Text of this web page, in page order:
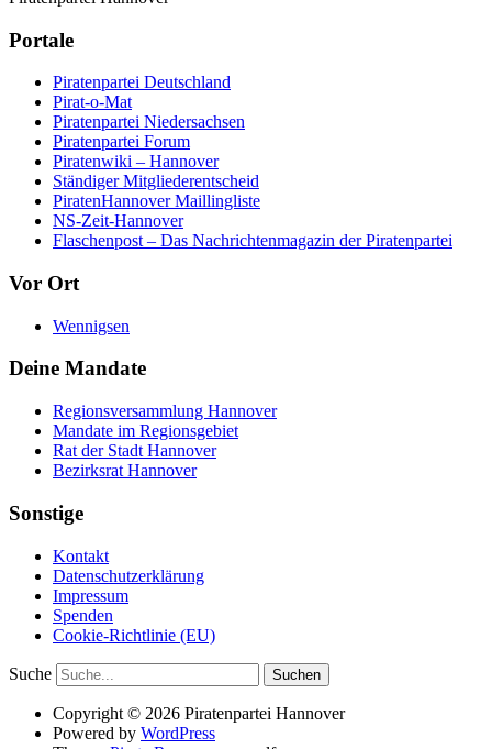
Portale
Piratenpartei Deutschland
Pirat-o-Mat
Piratenpartei Niedersachsen
Piratenpartei Forum
Piratenwiki – Hannover
Ständiger Mitgliederentscheid
PiratenHannover Maillingliste
NS-Zeit-Hannover
Flaschenpost – Das Nachrichtenmagazin der Piratenpartei
Vor Ort
Wennigsen
Deine Mandate
Regionsversammlung Hannover
Mandate im Regionsgebiet
Rat der Stadt Hannover
Bezirksrat Hannover
Sonstige
Kontakt
Datenschutzerklärung
Impressum
Spenden
Cookie-Richtlinie (EU)
Suche
Copyright © 2026 Piratenpartei Hannover
Powered by WordPress